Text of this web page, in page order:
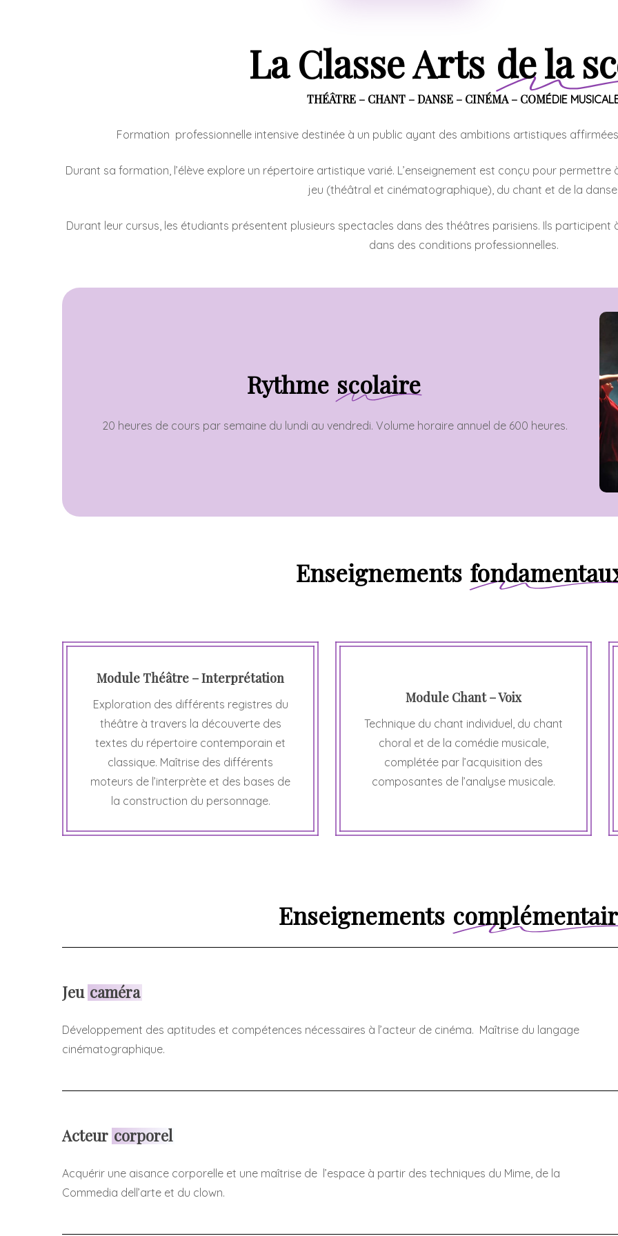
La Classe Arts de la
THÉÂTRE – CHANT – DANSE – CINÉMA – COMÉDIE
Formation professionnelle intensive destinée à un public ayant des ambitions artistiques
Durant sa formation, l’élève explore un répertoire artistique varié. L’enseignement est conçu pour
jeu (théâtral et cinématographique), du chant et de la
Durant leur cursus, les étudiants présentent plusieurs spectacles dans des théâtres parisiens. Ils
dans des conditions professionnelles.
Rythme scolaire
20 heures de cours par semaine du lundi au vendredi. Volume horaire annuel de 600 heures.
Enseignements
Module Théâtre – Interprétation
Exploration des différents registres du
théâtre à travers la découverte des
textes du répertoire contemporain et
classique. Maîtrise des différents
moteurs de l’interprète et des bases de
la construction du personnage.
Module Chant – Voix
Technique du chant individuel, du chant
choral et de la comédie musicale,
complétée par l’acquisition des
composantes de l’analyse musicale.
Enseignements
Jeu caméra
Développement des aptitudes et compétences nécessaires à l’acteur de cinéma. Maîtrise du langage
cinématographique.
Acteur corporel
Acquérir une aisance corporelle et une maîtrise de l’espace à partir des techniques du Mime, de la
Commedia dell’arte et du clown.